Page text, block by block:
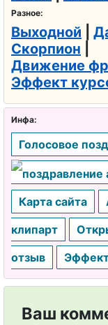
Разное:
Выходной
Скорпион
Движение
Эффект
Инфа:
Голосовое
Карта сайта
клипарт
отзыв
Ваш